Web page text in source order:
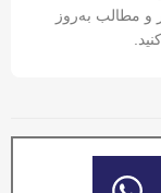
و مطالب به‌روز